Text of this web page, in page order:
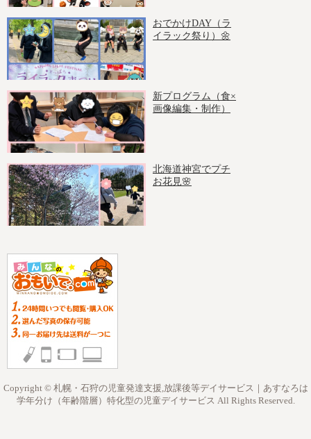
おでかけDAY（ラ
イラック祭り）🌼
新プログラム（食×
画像編集・制作）
北海道神宮でプチ
お花見🌸
Copyright © 札幌・石狩の児童発達支援,放課後等デイサービス｜あすなろは
学年分け（年齢階層）特化型の児童デイサービス All Rights Reserved.